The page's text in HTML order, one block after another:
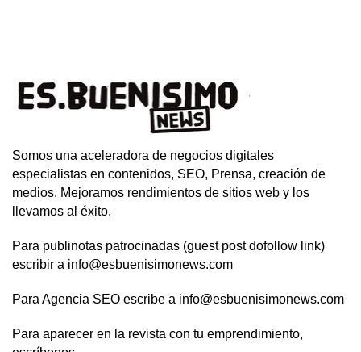
Somos una aceleradora de negocios digitales
especialistas en contenidos, SEO, Prensa, creación de
medios. Mejoramos rendimientos de sitios web y los
llevamos al éxito.
Para publinotas patrocinadas (guest post dofollow link)
escribir a info@esbuenisimonews.com
Para Agencia SEO escribe a info@esbuenisimonews.com
Para aparecer en la revista con tu emprendimiento,